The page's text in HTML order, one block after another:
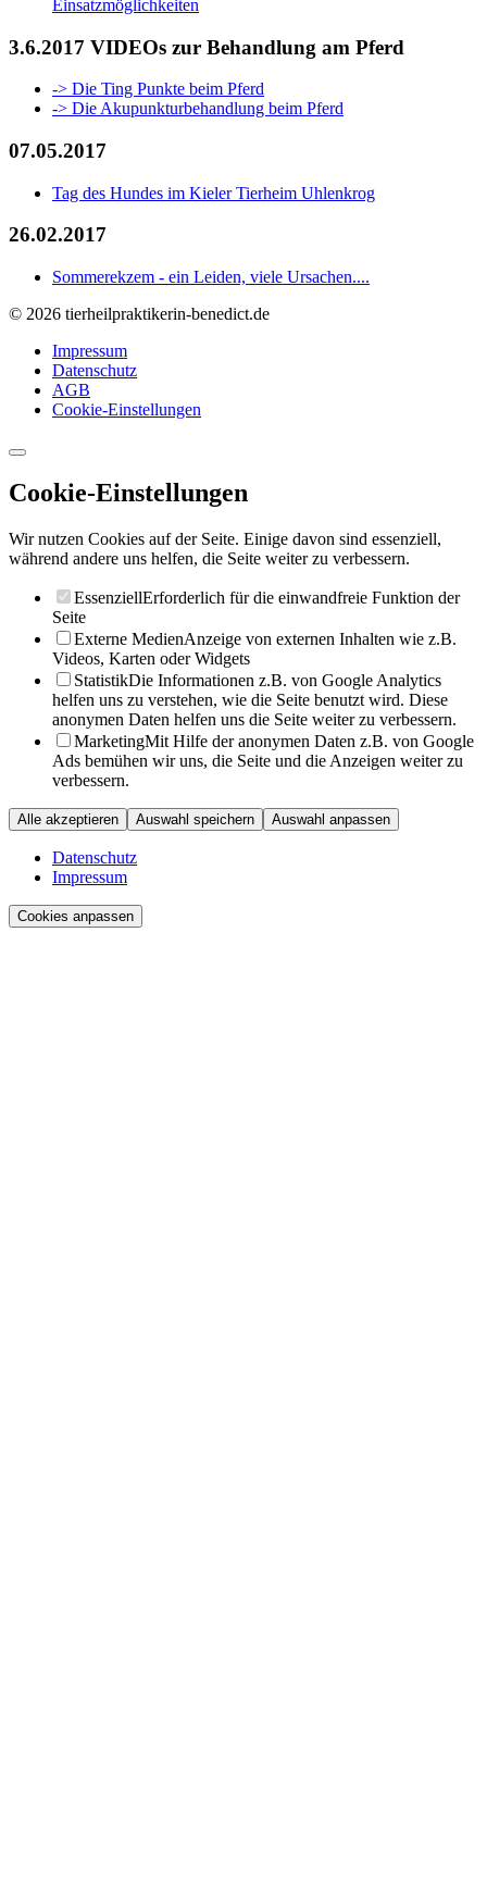
Einsatzmöglichkeiten
3.6.2017 VIDEOs zur Behandlung am Pferd
-> Die Ting Punkte beim Pferd
-> Die Akupunkturbehandlung beim Pferd
07.05.2017
Tag des Hundes im Kieler Tierheim Uhlenkrog
26.02.2017
Sommerekzem - ein Leiden, viele Ursachen....
© 2026 tierheilpraktikerin-benedict.de
Impressum
Datenschutz
AGB
Cookie-Einstellungen
Cookie-Einstellungen
Wir nutzen Cookies auf der Seite. Einige davon sind essenziell,
während andere uns helfen, die Seite weiter zu verbessern.
EssenziellErforderlich für die einwandfreie Funktion der
Seite
Externe MedienAnzeige von externen Inhalten wie z.B.
Videos, Karten oder Widgets
StatistikDie Informationen z.B. von Google Analytics
helfen uns zu verstehen, wie die Seite benutzt wird. Diese
anonymen Daten helfen uns die Seite weiter zu verbessern.
MarketingMit Hilfe der anonymen Daten z.B. von Google
Ads bemühen wir uns, die Seite und die Anzeigen weiter zu
verbessern.
Alle akzeptieren Auswahl speichern Auswahl anpassen
Datenschutz
Impressum
Cookies anpassen